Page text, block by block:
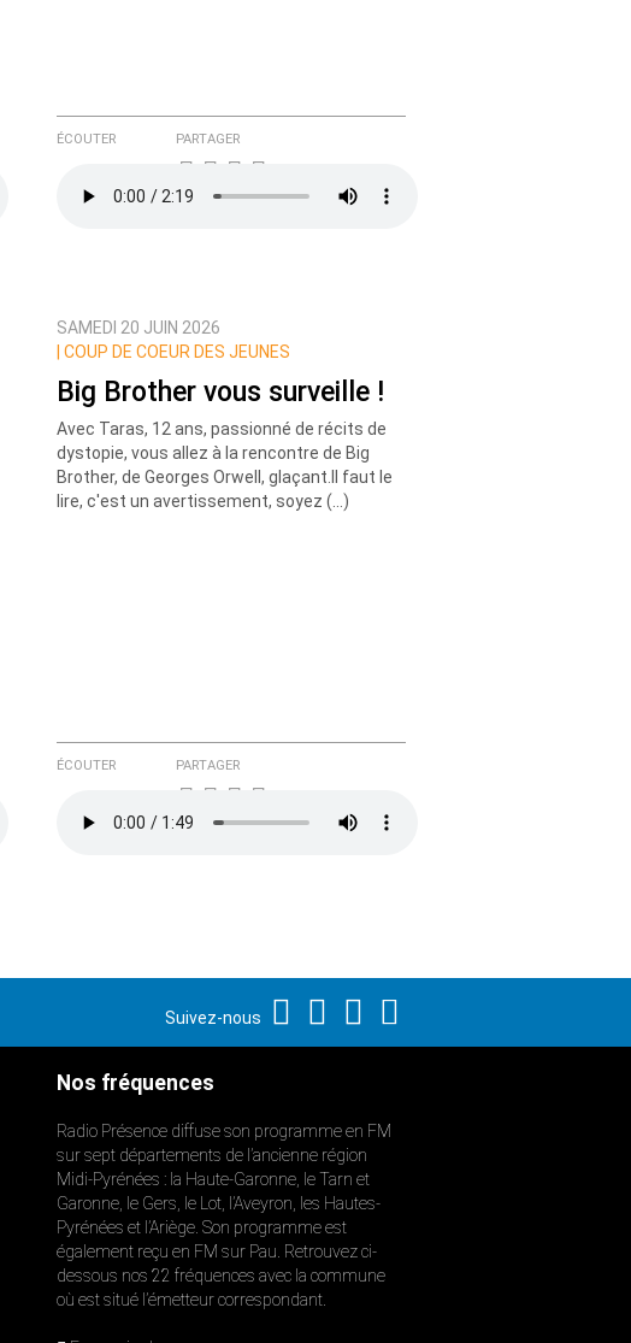
ÉCOUTER PARTAGER
SAMEDI 20 JUIN 2026
COUP DE COEUR DES JEUNES
Big Brother vous surveille !
Avec Taras, 12 ans, passionné de récits de
dystopie, vous allez à la rencontre de Big
Brother, de Georges Orwell, glaçant.Il faut le
lire, c'est un avertissement, soyez (…)
ÉCOUTER PARTAGER
Suivez-nous
Nos fréquences
Radio Présence diffuse son programme en FM
sur sept départements de l’ancienne région
Midi-Pyrénées : la Haute-Garonne, le Tarn et
Garonne, le Gers, le Lot, l’Aveyron, les Hautes-
Pyrénées et l’Ariège. Son programme est
également reçu en FM sur Pau. Retrouvez ci-
dessous nos 22 fréquences avec la commune
où est situé l’émetteur correspondant.